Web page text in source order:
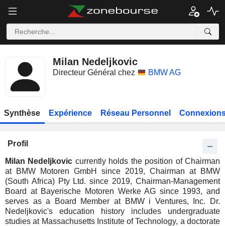
Milan Nedeljkovic
Directeur Général chez BMW AG
Synthèse Expérience Réseau Personnel
Profil
Milan Nedeljkovic currently holds the position of Chairman
at BMW Motoren GmbH since 2019, Chairman at BMW
(South Africa) Pty Ltd. since 2019, Chairman-Management
Board at Bayerische Motoren Werke AG since 1993, and
serves as a Board Member at BMW i Ventures, Inc. Dr.
Nedeljkovic's education history includes undergraduate
studies at Massachusetts Institute of Technology, a doctorate